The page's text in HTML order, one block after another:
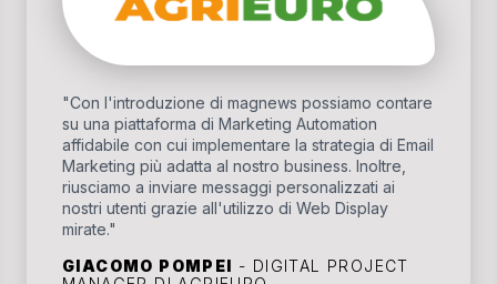
"Con l'introduzione di magnews possiamo contare
su una piattaforma di Marketing Automation
affidabile con cui implementare la strategia di Email
Marketing più adatta al nostro business. Inoltre,
riusciamo a inviare messaggi personalizzati ai
nostri utenti grazie all'utilizzo di Web Display
mirate."
GIACOMO POMPEI - DIGITAL PROJECT